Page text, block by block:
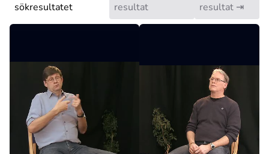
sökresultatet
resultat
resultat ⇥